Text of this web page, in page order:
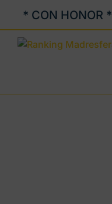
* CON HONOR *